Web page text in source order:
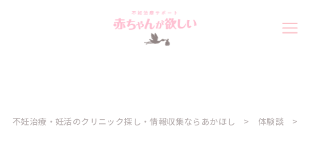
不妊治療・妊活のクリニック探し・情報収集ならあかほし 体験談